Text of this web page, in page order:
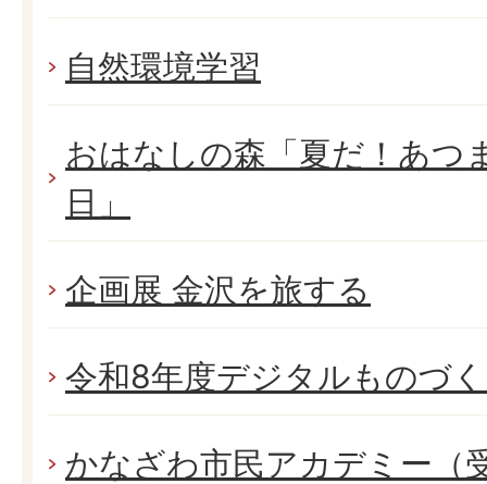
自然環境学習
おはなしの森「夏だ！あつ
日」
企画展 金沢を旅する
令和8年度デジタルものづ
かなざわ市民アカデミー（